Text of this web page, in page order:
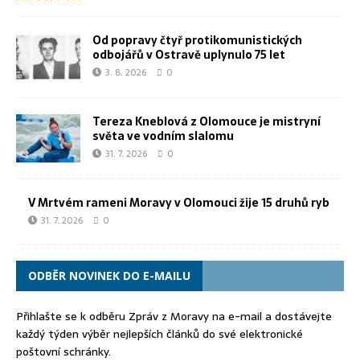
Od popravy čtyř protikomunistických
odbojářů v Ostravě uplynulo 75 let
3. 8. 2026 0
Tereza Kneblová z Olomouce je mistryní
světa ve vodním slalomu
31. 7. 2026 0
V Mrtvém rameni Moravy v Olomouci žije 15 druhů ryb
31. 7. 2026 0
ODBĚR NOVINEK DO E-MAILU
Přihlašte se k odběru Zpráv z Moravy na e-mail a dostávejte
každý týden výběr nejlepších článků do své elektronické
poštovní schránky.